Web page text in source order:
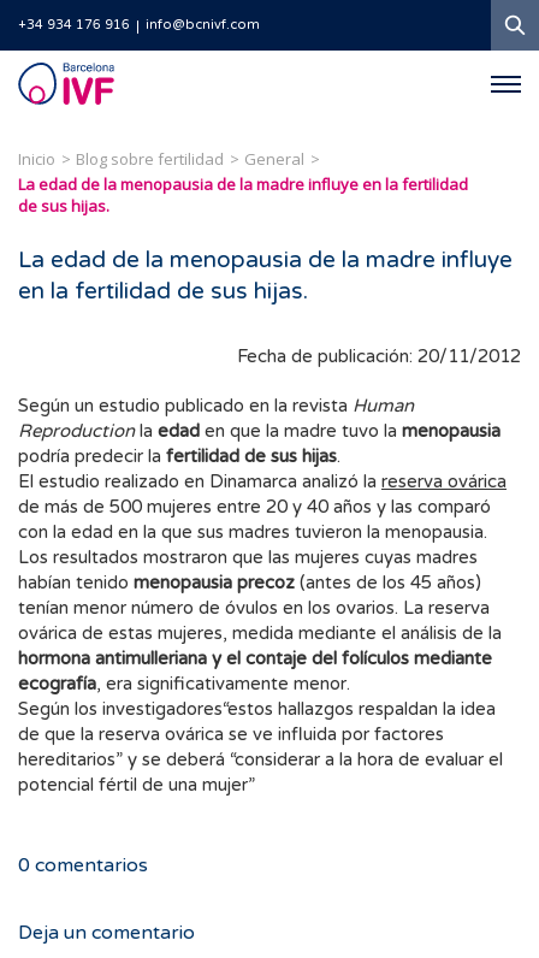
+34 934 176 916 info@bcnivf.com
Barcelona
IVF
Inicio Blog sobre fertilidad
General
La edad de la menopausia de la madre influye en la fertilidad
de sus hijas.
La edad de la menopausia de la madre influye
en la fertilidad de sus hijas.
Fecha de publicación: 20/11/2012
Según un estudio publicado en la revista Human
Reproductionla edad en que la madre tuvo la menopausia
podría predecir la fertilidad de sus hijas.
El estudio realizado en Dinamarca analizó la reserva ovárica
de más de 500 mujeres entre 20 y 40 años y las comparó
con la edad en la que sus madres tuvieron la menopausia.
Los resultados mostraron que las mujeres cuyas madres
habían tenido menopausia precoz (antes de los 45 años)
tenían menor número de óvulos en los ovarios. La reserva
ovárica de estas mujeres, medida mediante el análisis de la
hormona antimulleriana y el contaje del folículos mediante
ecografía, era significativamente menor.
Según los investigadores“estos hallazgos respaldan la idea
de que la reserva ovárica se ve influida por factores
hereditarios” y se deberá “considerar a la hora de evaluar el
potencial fértil de una mujer”
0 comentarios
Deja un comentario